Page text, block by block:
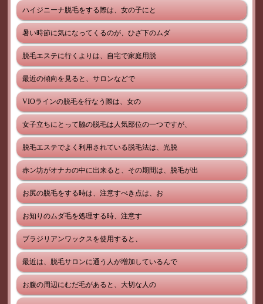
ハイジニーナ脱毛をする際は、女の子にと
暑い時節に気になってくるのが、ひざ下のムダ
脱毛エステに行くよりは、自宅で家庭用脱
最近の傾向を見ると、サロンなどで
VIOラインの脱毛を行なう際は、女の
女子立ちにとって脇の脱毛は人気部位の一つですが、
脱毛エステでよく利用されている脱毛法は、光脱
赤ン坊がオナカの中に出来ると、その期間は、脱毛が出
お尻の脱毛をする時は、注意すべき点は、お
お知りのムダ毛を処理する時、注意す
ブラジリアンワックスを使用すると、
最近は、脱毛サロンに通う人が増加しているんで
お腹の周辺にむだ毛があると、大切な人の